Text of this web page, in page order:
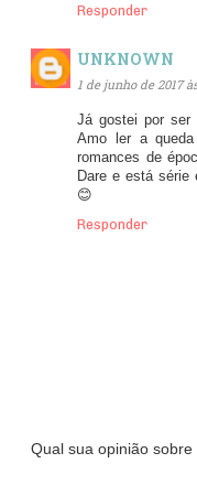
Responder
UNKNOWN
1 de junho de 2017
Já gostei por ser
Amo ler a
romances de
Dare e está série
😊
Responder
Qual sua opinião